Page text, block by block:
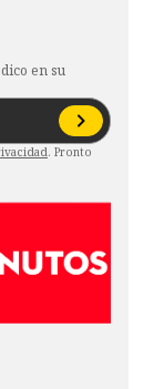
en su
. Pronto